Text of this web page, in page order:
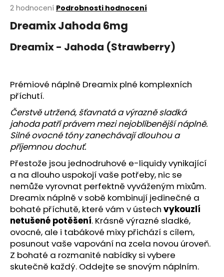
Průměrné
produktu
5,0
2 hodnocení Podrobnosti hodnocení
Dreamix Jahoda 6mg
Dreamix - Jahoda (Strawberry)
Prémiové náplně Dreamix plné komplexních
příchutí.
Čerstvě utržená, šťavnatá a výrazně sladká
jahoda patří právem mezi nejoblíbenější náplně.
Silné ovocné tóny zanechávají dlouhou a
příjemnou dochuť.
Přestože jsou jednodruhové e-liquidy vynikající
a na dlouho uspokojí vaše potřeby, nic se
nemůže vyrovnat perfektně vyváženým mixům.
Dreamix náplně v sobě kombinují jedinečné a
bohaté příchutě, které vám v ústech vykouzlí
netušené potěšení. Krásně výrazné sladké,
ovocné, ale i tabákové mixy přichází s cílem,
posunout vaše vapování na zcela novou úroveň.
Z bohaté a rozmanité nabídky si vybere
skutečně každý. Oddejte se snovým náplním.
a
j
t
HLEDAT
D
o
p
o
r
u
č
u
j
e
m